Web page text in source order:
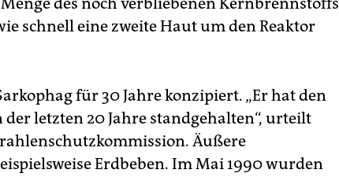
schnell eine zweite Haut um den Reaktor
für 30 Jahre konzipiert. „Er hat den
letzten 20 Jahre standgehalten“, urteilt
Äußere
Erdbeben. Im Mai 1990 wurden